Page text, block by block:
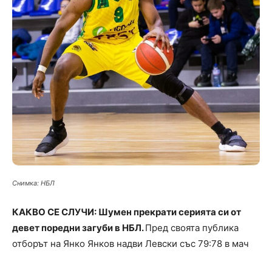
Снимка: НБЛ
КАКВО СЕ СЛУЧИ: Шумен прекрати серията си от
девет поредни загуби в НБЛ.Пред своята публика
отборът на Янко Янков надви Левски със 79:78 в мач